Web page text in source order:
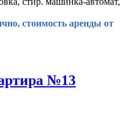
стоимость аренды от
№13